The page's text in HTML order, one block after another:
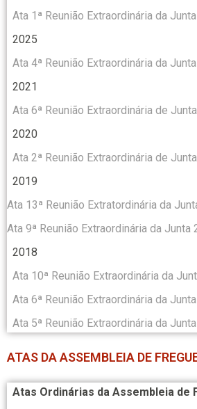
Ata 1ª Reunião Extraordinária da Junta
2025
Ata 4ª Reunião Extraordinária da Junta
2021
Ata 6ª Reunião Extraordinária de
2020
Ata 2ª Reunião Extraordinária de
2019
Ata 13ª Reunião Extratordinária da
Ata 9ª Reunião Extraordinária da Junta
2018
Ata 10ª Reunião Extraordinária da
Ata 6ª Reunião Extraordinária da
Ata 5ª Reunião Extraordinária da
ATAS DA ASSEMBLEIA DE
Atas Ordinárias da Assembleia de